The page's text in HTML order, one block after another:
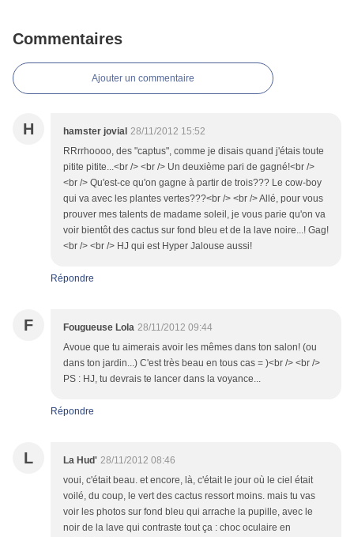
Commentaires
Ajouter un commentaire
H hamster jovial 28/11/2012 15:52
RRrrhoooo, des "captus", comme je disais quand j'étais toute
pitite pitite...<br /> <br /> Un deuxième pari de gagné!<br />
<br /> Qu'est-ce qu'on gagne à partir de trois??? Le cow-boy
qui va avec les plantes vertes???<br /> <br /> Allé, pour vous
prouver mes talents de madame soleil, je vous parie qu'on va
voir bientôt des cactus sur fond bleu et de la lave noire...! Gag!
<br /> <br /> HJ qui est Hyper Jalouse aussi!
Répondre
F Fougueuse Lola 28/11/2012 09:44
Avoue que tu aimerais avoir les mêmes dans ton salon! (ou
dans ton jardin...) C'est très beau en tous cas = )<br /> <br />
PS : HJ, tu devrais te lancer dans la voyance...
Répondre
L La Hud' 28/11/2012 08:46
voui, c'était beau. et encore, là, c'était le jour où le ciel était
voilé, du coup, le vert des cactus ressort moins. mais tu vas
voir les photos sur fond bleu qui arrache la pupille, avec le
noir de la lave qui contraste tout ça : choc oculaire en